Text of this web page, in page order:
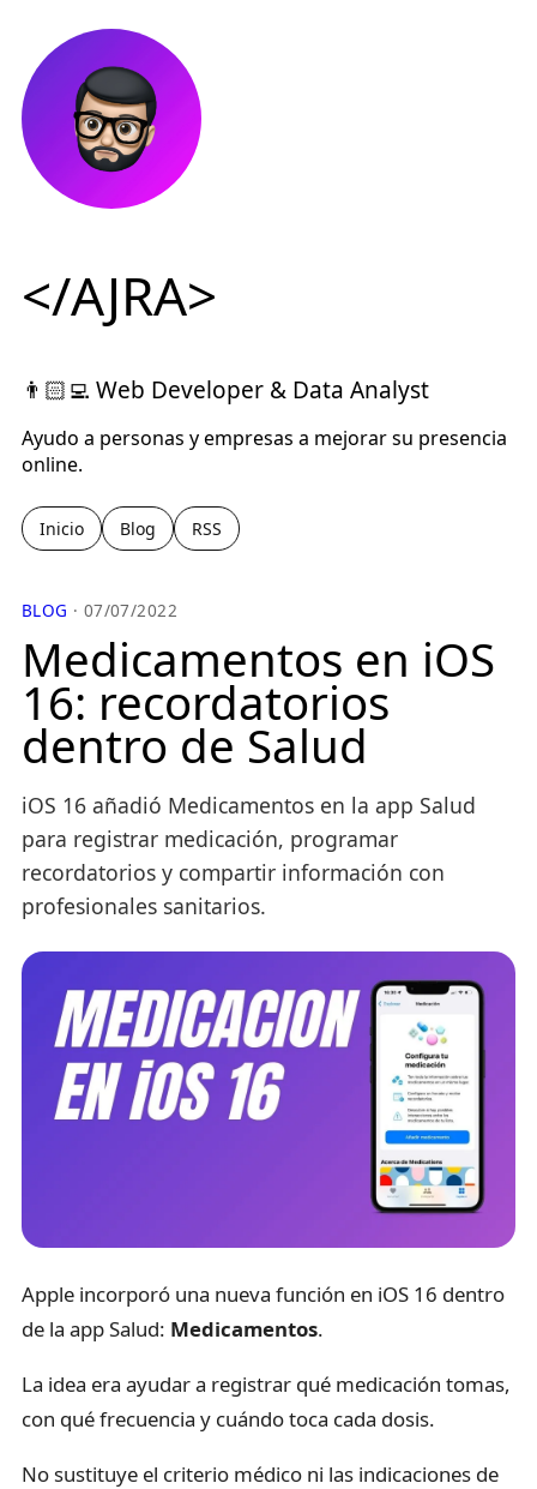
</AJRA>
👨🏻‍💻 Web Developer & Data Analyst
Ayudo a personas y empresas a mejorar su presencia
online.
Inicio Blog RSS
BLOG · 07/07/2022
Medicamentos en iOS
16: recordatorios
dentro de Salud
iOS 16 añadió Medicamentos en la app Salud
para registrar medicación, programar
recordatorios y compartir información con
profesionales sanitarios.
Apple incorporó una nueva función en iOS 16 dentro
de la app Salud: Medicamentos.
La idea era ayudar a registrar qué medicación tomas,
con qué frecuencia y cuándo toca cada dosis.
No sustituye el criterio médico ni las indicaciones de